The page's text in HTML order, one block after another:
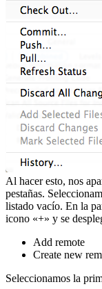
Al hacer esto, nos
pestañas.
listado vacío. En la
icono «+» y se
Add remote
Create new
Seleccionamos la